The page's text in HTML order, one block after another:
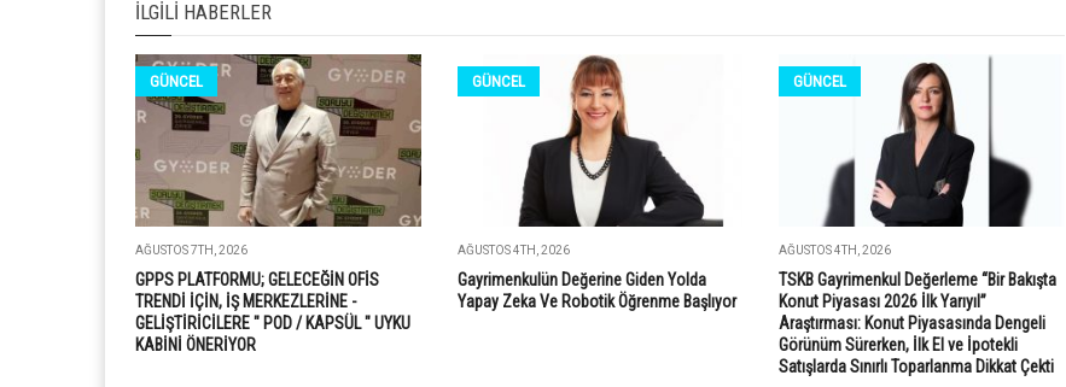
İLGILI HABERLER
GÜNCEL
AĞUSTOS 7TH, 2026
GPPS PLATFORMU; GELECEĞİN OFİS
TRENDİ İÇİN, İŞ MERKEZLERİNE -
GELİŞTİRİCİLERE " POD / KAPSÜL " UYKU
KABİNİ ÖNERİYOR
GÜNCEL
AĞUSTOS 4TH, 2026
Gayrimenkulün Değerine Giden Yolda
Yapay Zeka Ve Robotik Öğrenme Başlıyor
GÜNCEL
AĞUSTOS 4TH, 2026
TSKB Gayrimenkul Değerleme “Bir Bakışta
Konut Piyasası 2026 İlk Yarıyıl”
Araştırması: Konut Piyasasında Dengeli
Görünüm Sürerken, İlk El ve İpotekli
Satışlarda Sınırlı Toparlanma Dikkat Çekti